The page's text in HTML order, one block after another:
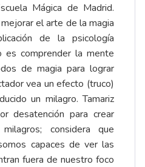
Mágica de Madrid.
el arte de la magia
de la psicología
es comprender la mente
de magia para lograr
vea un efecto (truco)
un milagro. Tamariz
desatención para crear
considera que
capaces de ver las
fuera de nuestro foco